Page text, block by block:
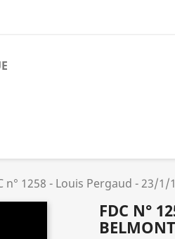
n° 1258 - Louis Pergaud - 23/
FDC N°